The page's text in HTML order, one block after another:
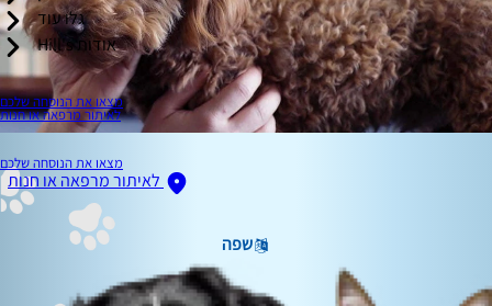
גלו עוד
אודות Hill's
מצאו את הנוסחה שלכם
לאיתור מרפאה או חנות
מצאו את הנוסחה שלכם
לאיתור מרפאה או חנות
שפה